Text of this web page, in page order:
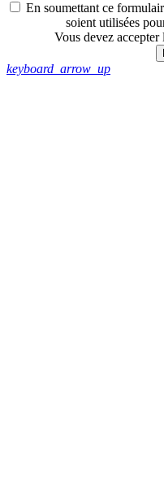
En soumettant ce
soient utilisées
Vous devez
keyboard_arrow_up